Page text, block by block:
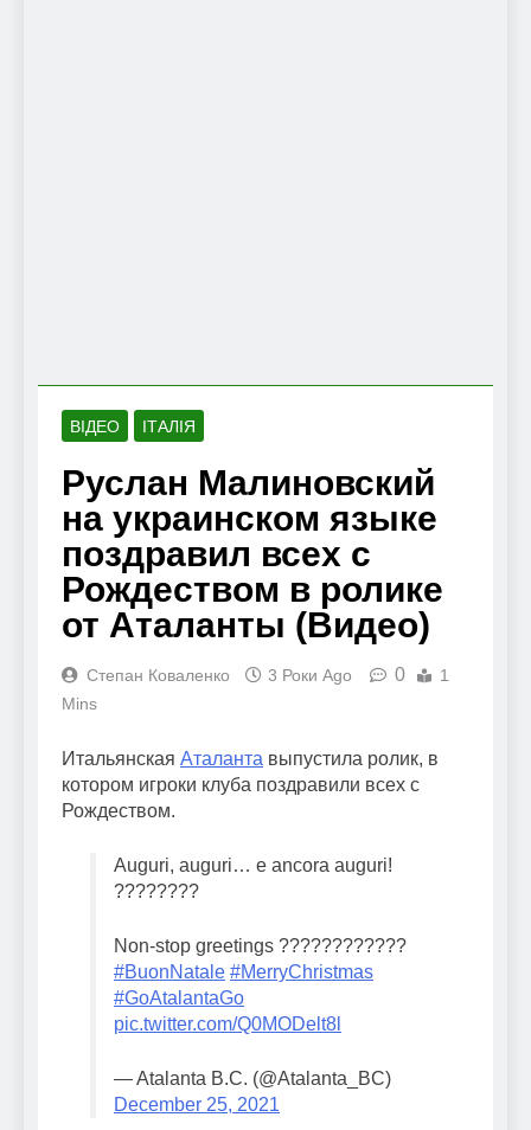
ВІДЕО ІТАЛІЯ
Руслан Малиновский
на украинском языке
поздравил всех с
Рождеством в ролике
от Аталанты (Видео)
Степан Коваленко 3 Роки Ago 0
1
Mins
Итальянская Аталанта выпустила ролик, в
котором игроки клуба поздравили всех с
Рождеством.
Auguri, auguri… e ancora auguri!
????????
Non-stop greetings ????????????
#BuonNatale #MerryChristmas
#GoAtalantaGo
pic.twitter.com/Q0MODelt8l
— Atalanta B.C. (@Atalanta_BC)
December 25, 2021